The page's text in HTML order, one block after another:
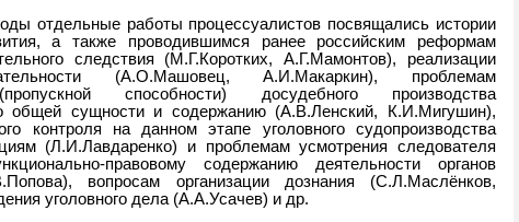
отдельные работы процессуалистов посвящались истории
а также проводившимся ранее российским реформам
следствия (М.Г.Коротких, А.Г.Мамонтов), реализации
(А.О.Машовец, А.И.Макаркин), проблемам
способности) досудебного производства
общей сущности и содержанию (А.В.Ленский, К.И.Мигушин),
контроля на данном этапе уголовного судопроизводства
(Л.И.Лавдаренко) и проблемам усмотрения следователя
правовому содержанию деятельности органов
вопросам организации дознания (С.Л.Маслёнков,
уголовного дела (А.А.Усачев) и др.